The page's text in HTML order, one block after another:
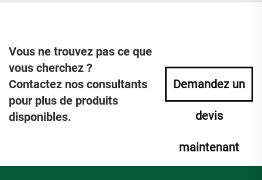
Vous ne trouvez pas ce que
vous cherchez ?
Contactez nos consultants
pour plus de produits
disponibles.
Demandez un
devis
maintenant